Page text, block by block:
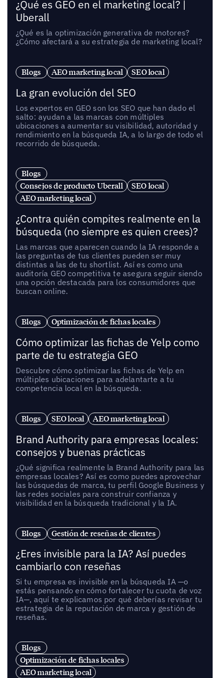
¿Qué es GEO en el marketing local? |
Uberall
¿Qué es la optimización generativa de motores?
¿Cómo afectará a su estrategia de marketing local?
Blogs AEO marketing local SEO local
La gran evolución del SEO
Los expertos en GEO son los SEO que han dado el
salto: ayudan a las marcas con múltiples
ubicaciones a aumentar su visibilidad, autoridad y
rendimiento en la búsqueda IA, a lo largo de todo el
recorrido de búsqueda.
Blogs
Consejos de producto Uberall
SEO local
AEO marketing local
¿Contra quién compites realmente en la
búsqueda (no siempre es quien crees)?
Las marcas que aparecen cuando la IA responde a
las preguntas de tus clientes pueden ser muy
distintas a las de tu shortlist. Así es como una
auditoría GEO competitiva te asegura seguir siendo
una opción destacada para los consumidores que
buscan online.
Blogs Optimización de fichas locales
Cómo optimizar las fichas de Yelp como
parte de tu estrategia GEO
Descubre cómo optimizar las fichas de Yelp en
múltiples ubicaciones para adelantarte a tu
competencia local en la búsqueda.
Blogs SEO local AEO marketing local
Brand Authority para empresas locales:
consejos y buenas prácticas
¿Qué significa realmente la Brand Authority para las
empresas locales? Así es como puedes aprovechar
las búsquedas de marca, tu perfil Google Business y
las redes sociales para construir confianza y
visibilidad en la búsqueda tradicional y la IA.
Blogs Gestión de reseñas de clientes
¿Eres invisible para la IA? Así puedes
cambiarlo con reseñas
Si tu empresa es invisible en la búsqueda IA —o
estás pensando en cómo fortalecer tu cuota de voz
IA—, aquí te explicamos por qué deberías revisar tu
estrategia de la reputación de marca y gestión de
reseñas.
Blogs
Optimización de fichas locales
AEO marketing local